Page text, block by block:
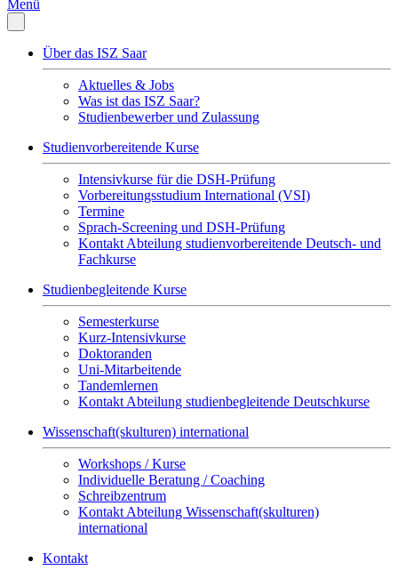
Menü
Über das ISZ Saar
Aktuelles & Jobs
Was ist das ISZ Saar?
Studienbewerber und Zulassung
Studienvorbereitende Kurse
Intensivkurse für die DSH-Prüfung
Vorbereitungsstudium International (VSI)
Termine
Sprach-Screening und DSH-Prüfung
Kontakt Abteilung studienvorbereitende Deutsch- und
Fachkurse
Studienbegleitende Kurse
Semesterkurse
Kurz-Intensivkurse
Doktoranden
Uni-Mitarbeitende
Tandemlernen
Kontakt Abteilung studienbegleitende Deutschkurse
Wissenschaft(skulturen) international
Workshops / Kurse
Individuelle Beratung / Coaching
Schreibzentrum
Kontakt Abteilung Wissenschaft(skulturen)
international
Kontakt